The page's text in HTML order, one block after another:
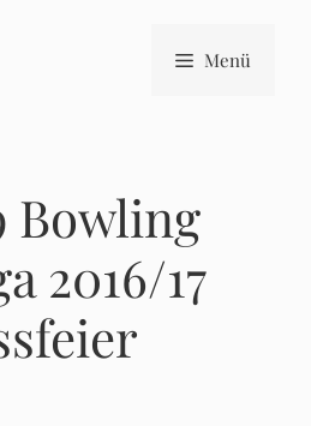
Menü
Bowling
2016/17